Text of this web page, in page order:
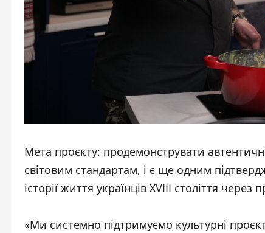
Мета проєкту: продемонструвати
світовим стандартам, і є ще одним
історії життя українців XVIII століття через
«Ми системно підтримуємо культурні